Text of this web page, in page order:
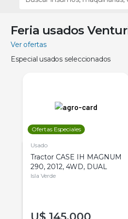
Feria usados
Ver ofertas
Especial usados seleccionados
Ofertas Especiales
Usado
Tractor CASE IH MAGNUM
290, 2012, 4WD, DUAL
Isla Verde